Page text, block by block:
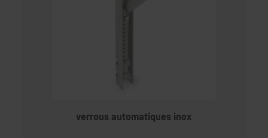
verrous automatiques inox